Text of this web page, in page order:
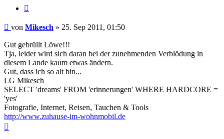
Beitrag
von Mikesch » 25. Sep 2011, 01:50
Gut gebrüllt Löwe!!!
Tja, leider wird sich daran bei der zunehmenden Verblödung in
diesem Lande kaum etwas ändern.
Gut, dass ich so alt bin...
LG Mikesch
SELECT 'dreams' FROM 'erinnerungen' WHERE HARDCORE =
'yes'
Fotografie, Internet, Reisen, Tauchen & Tools
http://www.zuhause-im-wohnmobil.de